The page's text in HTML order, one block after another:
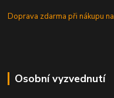
Doprava zdarma při nákupu
Osobní vyzvednutí